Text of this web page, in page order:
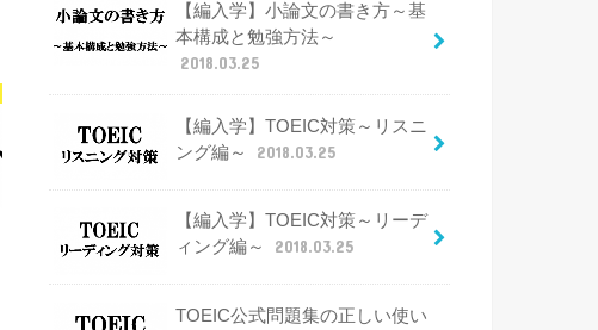
【編入学】小論文の書き方～基
本構成と勉強方法～
2018.03.25
【編入学】TOEIC対策～リスニ
ング編～
2018.03.25
【編入学】TOEIC対策～リーデ
ィング編～
2018.03.25
TOEIC公式問題集の正しい使い